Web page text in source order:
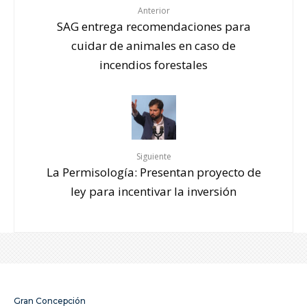
Anterior
SAG entrega recomendaciones para
cuidar de animales en caso de
incendios forestales
Siguiente
La Permisología: Presentan proyecto de
ley para incentivar la inversión
Gran Concepción